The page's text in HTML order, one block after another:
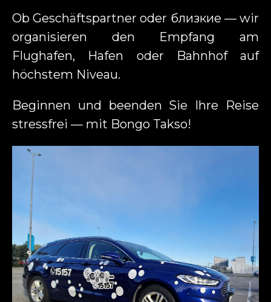
Ob Geschäftspartner oder близкие — wir
organisieren den Empfang am
Flughafen, Hafen oder Bahnhof auf
höchstem Niveau.
Beginnen und beenden Sie Ihre Reise
stressfrei — mit Bongo Takso!